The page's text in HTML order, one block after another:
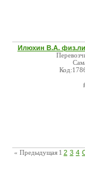
Илюхин В.А.
« Предыдущая 1 2 3 4